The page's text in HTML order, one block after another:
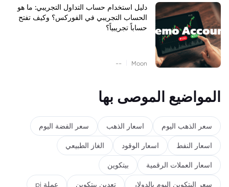
دليل استخدام حساب التداول التجريبي: ما هو
الحساب التجريبي في الفوركس؟ وكيف تفتح
حساباً تجريبياً؟
Moon
--
المواضيع الموصى بها
سعر الذهب اليوم اسعار الذهب سعر الفضة اليوم
اسعار النفط اسعار الوقود الغاز الطبيعي
اسعار العملات الرقمية بيتكوين
سعر البتكوين اليوم بالدولار تعدين بيتكوين عملة pi